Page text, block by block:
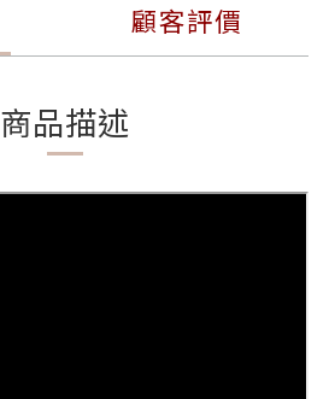
顧客評價
商品描述